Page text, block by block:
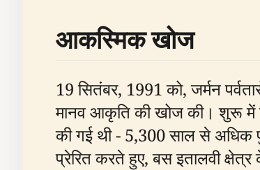
आकस्मिक खोज
19 सितंबर, 1991 को, जर्मन
मानव आकृति की खोज की। शुरू में
की गई थी - 5,300 साल से अधिक
प्रेरित करते हुए, बस इतालवी